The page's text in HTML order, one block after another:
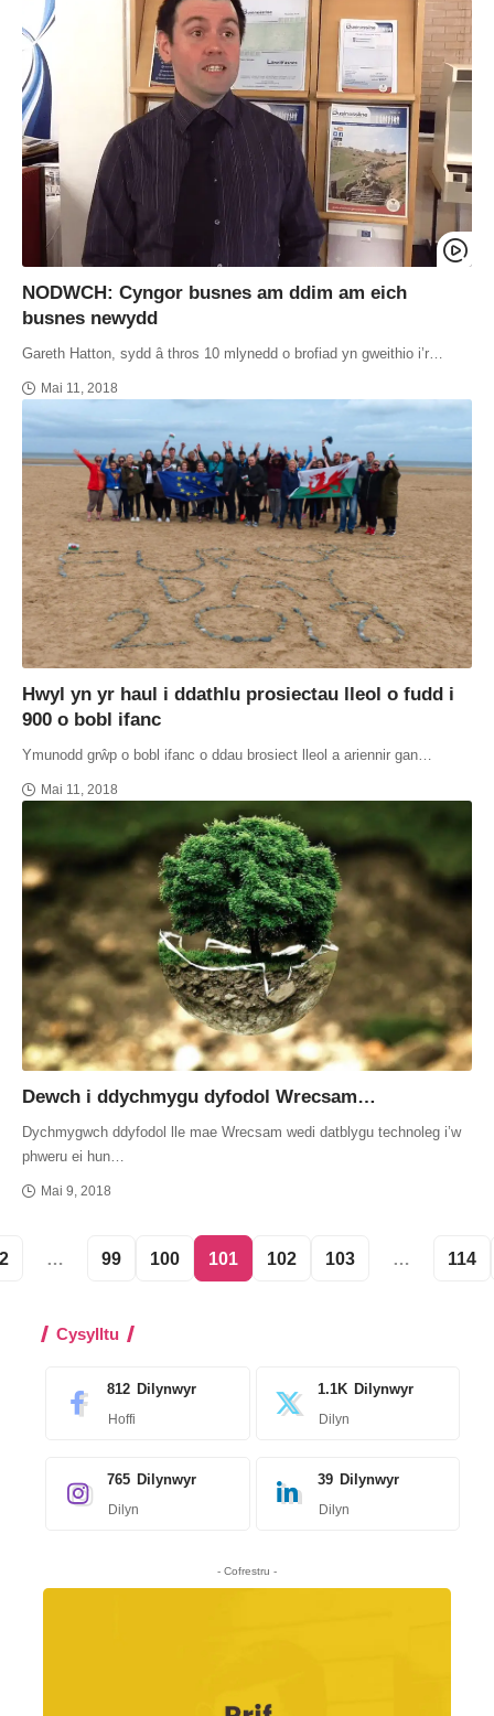
NODWCH: Cyngor busnes am ddim am eich
busnes newydd
Gareth Hatton, sydd â thros 10 mlynedd o brofiad yn gweithio i’r…
Mai 11, 2018
Hwyl yn yr haul i ddathlu prosiectau lleol o fudd i
900 o bobl ifanc
Ymunodd grŵp o bobl ifanc o ddau brosiect lleol a ariennir gan…
Mai 11, 2018
Dewch i ddychmygu dyfodol Wrecsam…
Dychmygwch ddyfodol lle mae Wrecsam wedi datblygu technoleg i’w
phweru ei hun…
Mai 9, 2018
2 … 99 100 101 102 103 … 114
Cysylltu
812 Dilynwyr
Hoffi
1.1K Dilynwyr
Dilyn
765 Dilynwyr
Dilyn
39 Dilynwyr
Dilyn
- Cofrestru -